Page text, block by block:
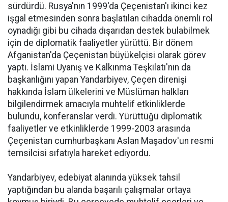
sürdürdü. Rusya'nın 1999'da Çeçenistan'ı ikinci kez
işgal etmesinden sonra başlatılan cihadda önemli rol
oynadığı gibi bu cihada dışarıdan destek bulabilmek
için de diplomatik faaliyetler yürüttü. Bir dönem
Afganistan'da Çeçenistan büyükelçisi olarak görev
yaptı. İslami Uyanış ve Kalkınma Teşkilatı'nın da
başkanlığını yapan Yandarbiyev, Çeçen direnişi
hakkında İslam ülkelerini ve Müslüman halkları
bilgilendirmek amacıyla muhtelif etkinliklerde
bulundu, konferanslar verdi. Yürüttüğü diplomatik
faaliyetler ve etkinliklerde 1999-2003 arasında
Çeçenistan cumhurbaşkanı Aslan Maşadov'un resmi
temsilcisi sıfatıyla hareket ediyordu.
Yandarbiyev, edebiyat alanında yüksek tahsil
yaptığından bu alanda başarılı çalışmalar ortaya